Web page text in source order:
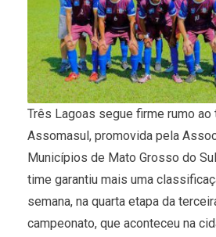
Três Lagoas segue firme rumo ao
Assomasul, promovida pela
Municípios de Mato Grosso do
time garantiu mais uma
semana, na quarta etapa da
campeonato, que aconteceu na